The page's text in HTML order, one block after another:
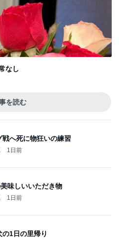
なし
を読む
戦へ死に物狂いの練習
1日前
味しいいただき物
1日前
1日の里帰り